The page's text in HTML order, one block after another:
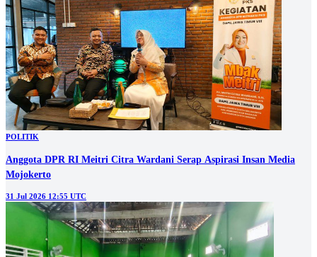
POLITIK
Anggota DPR RI Meitri Citra Wardani Serap Aspirasi Insan Media
Mojokerto
31 Jul 2026 12:55 UTC